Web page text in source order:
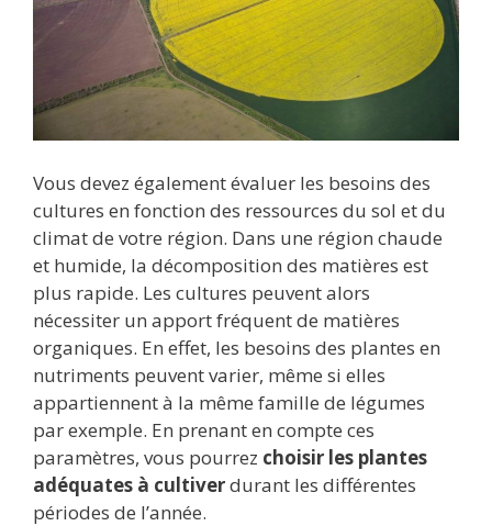
Vous devez également évaluer les besoins des
cultures en fonction des ressources du sol et du
climat de votre région. Dans une région chaude
et humide, la décomposition des matières est
plus rapide. Les cultures peuvent alors
nécessiter un apport fréquent de matières
organiques. En effet, les besoins des plantes en
nutriments peuvent varier, même si elles
appartiennent à la même famille de légumes
par exemple. En prenant en compte ces
paramètres, vous pourrez choisir les plantes
adéquates à cultiverdurant les différentes
périodes de l’année.